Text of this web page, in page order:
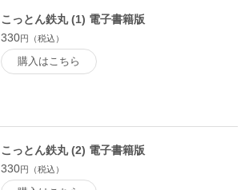
こっとん鉄丸 (1) 電子書籍版
330円（税込）
購入はこちら
こっとん鉄丸 (2) 電子書籍版
330円（税込）